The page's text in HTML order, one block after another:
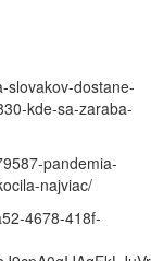
slovakov-dostane-
kde-sa-zaraba-
pandemia-
najviac/
4678-418f-